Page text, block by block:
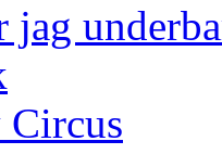
jag